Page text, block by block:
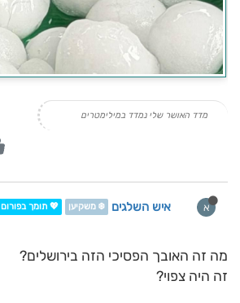
מדד האושר שלי נמדד במילימטרים
א איש השלגים ❄️ משקיען 💖 תומך בפורום
מה זה האובך הפסיכי הזה בירושלים?
זה היה צפוי?